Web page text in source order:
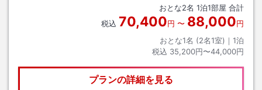
おとな2名 1泊1部屋 合計
税込 70,400円 〜 88,000円
おとな1名 (2名1室)｜ 1泊
税込 35,200円〜44,000円
プランの詳細を見る